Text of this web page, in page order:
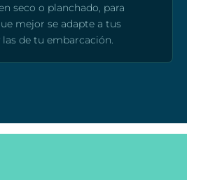
seco o planchado, para
mejor se adapte a tus
las de tu embarcación.